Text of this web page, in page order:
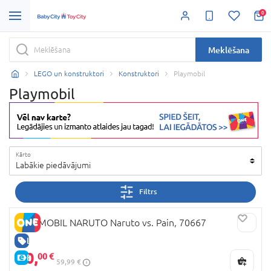
0
Meklēšana
LEGO un konstruktori Konstruktori Playmobil
Playmobil
Kārto
Labākie piedāvājumi
Filtrs
LABA CENA
E-CENA
PLAYMOBIL NARUTO Naruto vs. Pain, 70667
30,00 €
59,99 €